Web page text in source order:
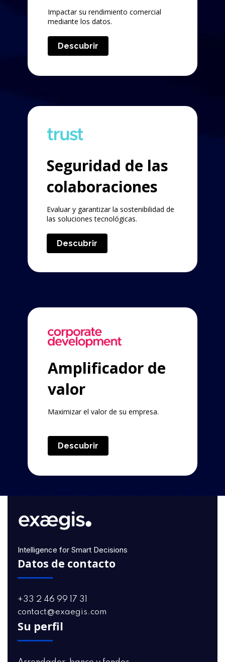
Impactar su rendimiento comercial
mediante los datos.
Descubrir
Seguridad de las
colaboraciones
Evaluar y garantizar la sostenibilidad de
las soluciones tecnológicas.
Descubrir
Amplificador de
valor
Maximizar el valor de su empresa.
Descubrir
Intelligence for Smart Decisions
Datos de contacto
+33 2 46 99 17 31
contact@exaegis.com
Su perfil